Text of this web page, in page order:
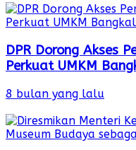
DPR Dorong Akses
Perkuat UMKM
8 bulan yang lalu